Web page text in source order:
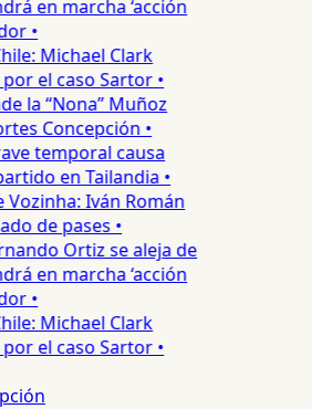
en marcha ‘acción
•
Michael Clark
el caso Sartor •
la “Nona” Muñoz
Concepción •
temporal causa
en Tailandia •
Vozinha: Iván Román
de pases •
Ortiz se aleja de
en marcha ‘acción
•
Michael Clark
el caso Sartor •